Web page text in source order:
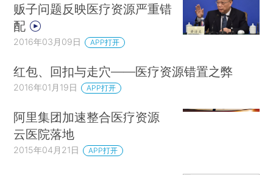
贩子问题反映医疗资源严重错
配
2016年03月09日 APP打开
红包、回扣与走穴——医疗资源错置之弊
2016年01月19日 APP打开
阿里集团加速整合医疗资源
云医院落地
2015年04月21日 APP打开